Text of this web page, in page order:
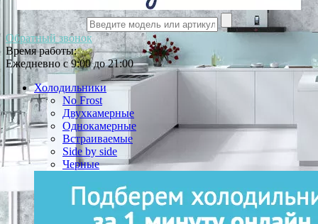
Обратный звонок
Время работы:
Ежедневно с 9:00 до 21:00
Холодильники
No Frost
Двухкамерные
Однокамерные
Встраиваемые
Side by side
Черные